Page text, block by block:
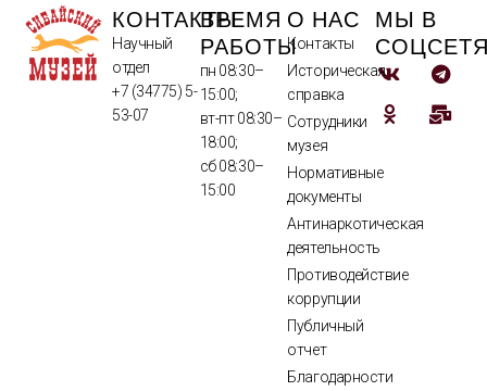
КОНТАКТЫ
Научный
отдел
+7 (34775) 5-
53-07
ВРЕМЯ
РАБОТЫ
пн 08:30–
15:00;
вт-пт 08:30–
18:00;
сб 08:30–
15:00
О НАС
Контакты
Историческая
справка
Сотрудники
музея
Нормативные
документы
Антинаркотическая
деятельность
Противодействие
коррупции
Публичный
отчет
Благодарности
МЫ В